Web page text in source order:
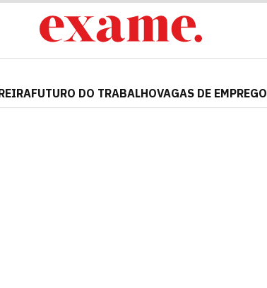
FUTURO DO TRABALHOVAGAS DE EMPREGO